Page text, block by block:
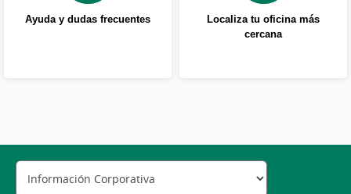
Ayuda y dudas frecuentes
Localiza tu oficina más
cercana